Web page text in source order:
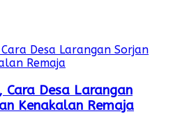
Cara Desa Larangan
Kenakalan Remaja